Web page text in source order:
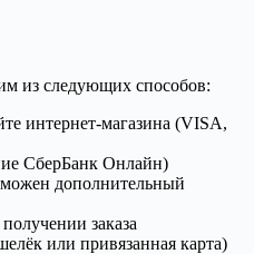
из следующих способов:
интернет-магазина (VISA,
СберБанк Онлайн)
дополнительный
заказа
или привязанная карта)